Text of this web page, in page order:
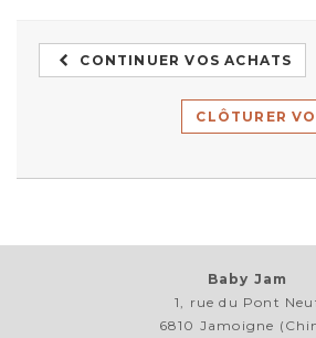
CONTINUER VOS ACHATS
CLÔTURER
Baby Jam
1, rue du Pont
6810 Jamoigne